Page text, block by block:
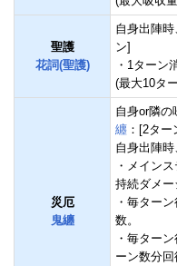
聖護
花詞(聖護)
自身出陣
ン]
・1ターン
(最大10タ
災厄
鬼纏
自身or隣の
纏 ：[2タ
自身出陣
・メイン
持続ダメー
・毎ター
数。
・毎ター
ーン数分回